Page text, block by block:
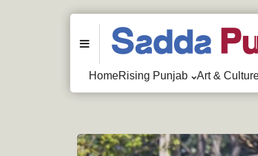
Menu
HomeRising Punjab Art &